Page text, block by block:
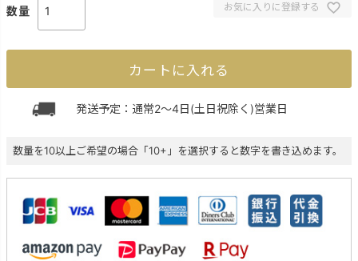
お気に入りに登録する
カートに入れる
発送予定：通常2～4日(土日祝除く)営業日
数量を10以上ご希望の場合「10+」を選択すると数字を書き込めます。